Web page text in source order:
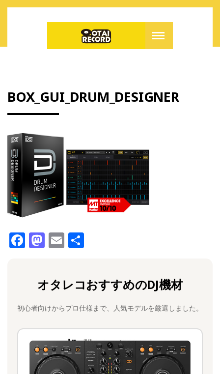
BOX_GUI_DRUM_DESIGNER
F
b
o
o
k
M
o
d
o
n
E
l
オタレコおすすめのDJ機材
初心者向けからプロ仕様まで、人気モデルを厳選しました。